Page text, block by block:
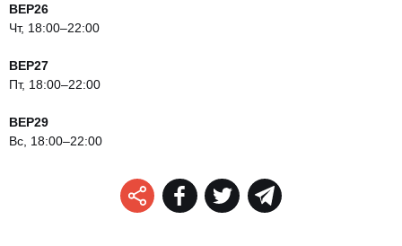
ВЕР26
Чт, 18:00–22:00
ВЕР27
Пт, 18:00–22:00
ВЕР29
Вс, 18:00–22:00